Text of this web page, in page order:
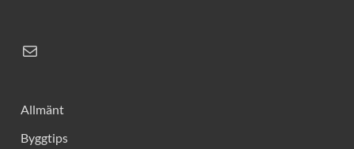
Allmänt
Byggtips